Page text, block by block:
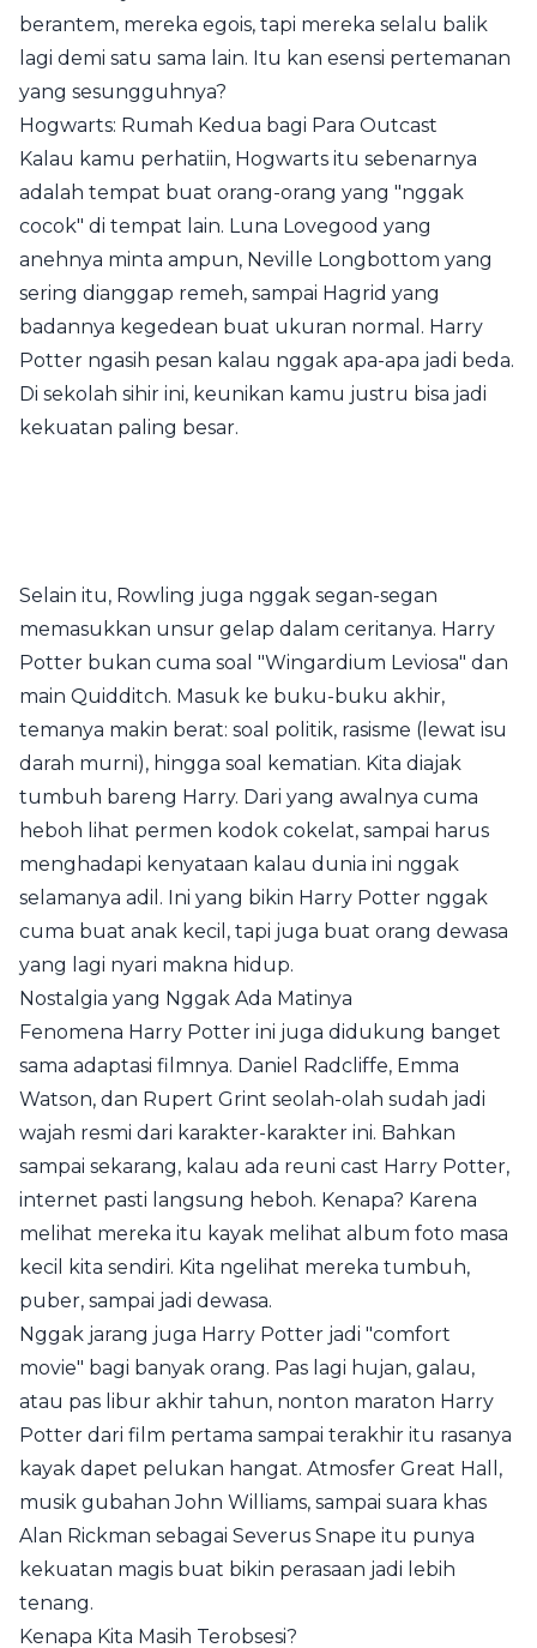
berantem, mereka egois, tapi mereka selalu balik
lagi demi satu sama lain. Itu kan esensi pertemanan
yang sesungguhnya?
Hogwarts: Rumah Kedua bagi Para Outcast
Kalau kamu perhatiin, Hogwarts itu sebenarnya
adalah tempat buat orang-orang yang "nggak
cocok" di tempat lain. Luna Lovegood yang
anehnya minta ampun, Neville Longbottom yang
sering dianggap remeh, sampai Hagrid yang
badannya kegedean buat ukuran normal. Harry
Potter ngasih pesan kalau nggak apa-apa jadi beda.
Di sekolah sihir ini, keunikan kamu justru bisa jadi
kekuatan paling besar.
Selain itu, Rowling juga nggak segan-segan
memasukkan unsur gelap dalam ceritanya. Harry
Potter bukan cuma soal "Wingardium Leviosa" dan
main Quidditch. Masuk ke buku-buku akhir,
temanya makin berat: soal politik, rasisme (lewat isu
darah murni), hingga soal kematian. Kita diajak
tumbuh bareng Harry. Dari yang awalnya cuma
heboh lihat permen kodok cokelat, sampai harus
menghadapi kenyataan kalau dunia ini nggak
selamanya adil. Ini yang bikin Harry Potter nggak
cuma buat anak kecil, tapi juga buat orang dewasa
yang lagi nyari makna hidup.
Nostalgia yang Nggak Ada Matinya
Fenomena Harry Potter ini juga didukung banget
sama adaptasi filmnya. Daniel Radcliffe, Emma
Watson, dan Rupert Grint seolah-olah sudah jadi
wajah resmi dari karakter-karakter ini. Bahkan
sampai sekarang, kalau ada reuni cast Harry Potter,
internet pasti langsung heboh. Kenapa? Karena
melihat mereka itu kayak melihat album foto masa
kecil kita sendiri. Kita ngelihat mereka tumbuh,
puber, sampai jadi dewasa.
Nggak jarang juga Harry Potter jadi "comfort
movie" bagi banyak orang. Pas lagi hujan, galau,
atau pas libur akhir tahun, nonton maraton Harry
Potter dari film pertama sampai terakhir itu rasanya
kayak dapet pelukan hangat. Atmosfer Great Hall,
musik gubahan John Williams, sampai suara khas
Alan Rickman sebagai Severus Snape itu punya
kekuatan magis buat bikin perasaan jadi lebih
tenang.
Kenapa Kita Masih Terobsesi?